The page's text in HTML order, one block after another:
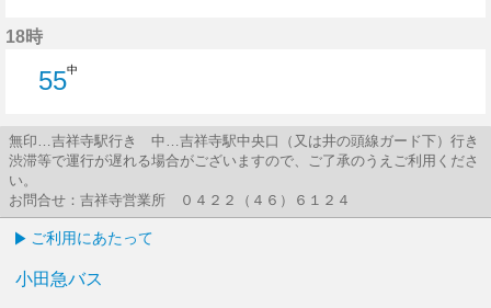
18時
55中
無印…吉祥寺駅行き 中…吉祥寺駅中央口（又は井の頭線ガード下）行き
渋滞等で運行が遅れる場合がございますので、ご了承のうえご利用くださ
い。
お問合せ：吉祥寺営業所 ０４２２（４６）６１２４
ご利用にあたって
小田急バス